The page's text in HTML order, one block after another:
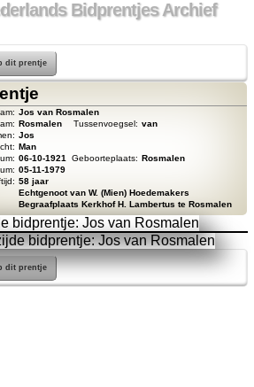
Bidprentjes Archief
dit prentje
Jos van Rosmalen
Rosmalen Tussenvoegsel: van
Jos
Man
06-10-1921 Geboorteplaats: Rosmalen
05-11-1979
58 jaar
Echtgenoot van W. (Mien) Hoedemakers
Begraafplaats Kerkhof H. Lambertus te Rosmalen
dit prentje